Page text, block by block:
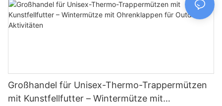
Großhandel für Unisex-Thermo-Trappermützen
mit Kunstfellfutter – Wintermütze mit